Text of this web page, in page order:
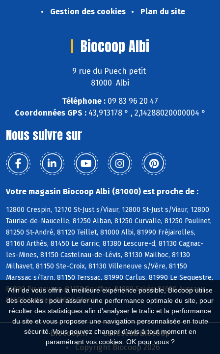
Afin de vous offrir la meilleure expérience possible, Biocoop utilise
des cookies : pour assurer une performance optimale du site, pour
récolter des statistiques afin d'analyser le trafic et la performance
du site et vous proposer une navigation personnalisée en toute
sécurité. Vous pouvez changer d'avis à tout moment en
paramétrant vos cookies. OK pour vous ?
Gestion des cookies
Plan du site
Biocoop Albi
9 rue du Puech petit
81000 Albi
Téléphone : 09 83 96 20 47
Coordonnées GPS :43,913178 ° , 2,14288020000004 °
Nous suivre sur
Votre magasin Biocoop Albi (81000) est proche de :
12800 Crespin, 12170 St-Just s/Viaur, 12800 St-Just s/Viaur, 12800
Tauriac-de-Naucelle, 81250 Alban, 81250 Curvalle, 81250 Paulinet,
81250 St-André, 81120 Teillet, 81000 Albi, 81990 Fréjairolles,
81160 Arthès, 81450 Le Garric, 81380 Lescure-d, 81130 Cagnac-
les-Mines, 81150 Castelnau-de-Lévis, 81130 Mailhoc, 81130
Milhavet, 81150 Ste-Croix, 81130 Villeneuve s/Vère, 81150
Marssac s/Tarn, 81150 Terssac, 81990 Carlus, 81990 Le Sequestre,
81990 Puygouzon, 81150 Rouffiac, 81990 Saliès, 81600 Aussac,
81600 Cadalen, 81600 Fénols
Biocoop.fr
Le réseau Biocoop
Copyright Biocoop 2026